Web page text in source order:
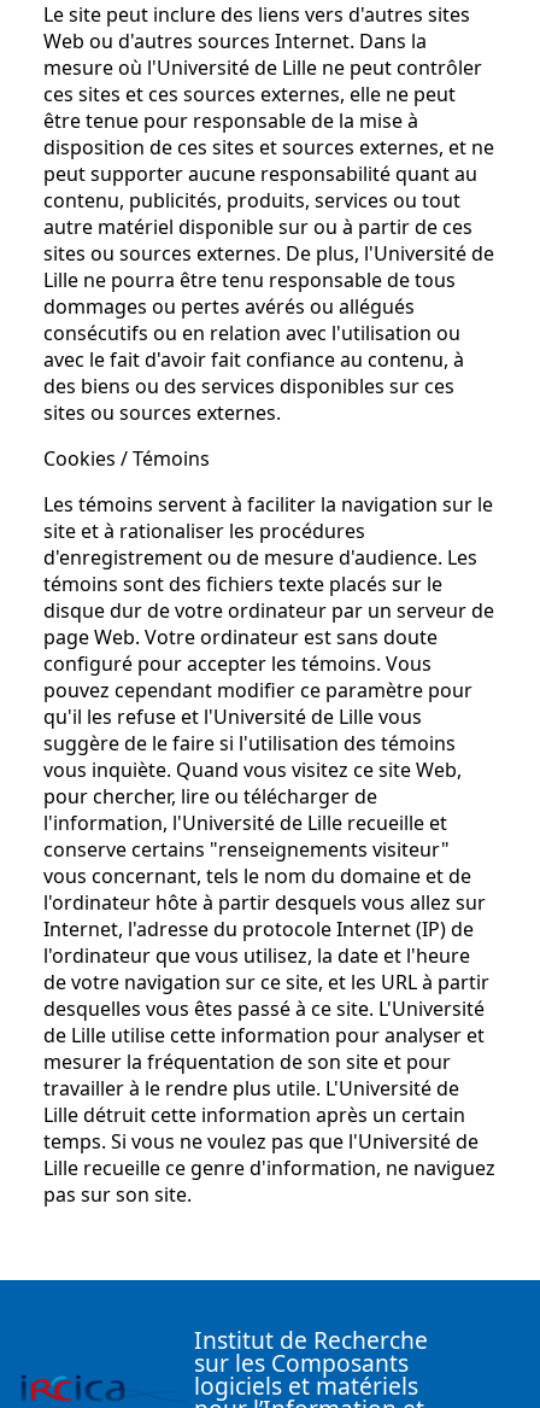
Le site peut inclure des liens vers d'autres sites
Web ou d'autres sources Internet. Dans la
mesure où l'Université de Lille ne peut contrôler
ces sites et ces sources externes, elle ne peut
être tenue pour responsable de la mise à
disposition de ces sites et sources externes, et ne
peut supporter aucune responsabilité quant au
contenu, publicités, produits, services ou tout
autre matériel disponible sur ou à partir de ces
sites ou sources externes. De plus, l'Université de
Lille ne pourra être tenu responsable de tous
dommages ou pertes avérés ou allégués
consécutifs ou en relation avec l'utilisation ou
avec le fait d'avoir fait confiance au contenu, à
des biens ou des services disponibles sur ces
sites ou sources externes.
Cookies / Témoins
Les témoins servent à faciliter la navigation sur le
site et à rationaliser les procédures
d'enregistrement ou de mesure d'audience. Les
témoins sont des fichiers texte placés sur le
disque dur de votre ordinateur par un serveur de
page Web. Votre ordinateur est sans doute
configuré pour accepter les témoins. Vous
pouvez cependant modifier ce paramètre pour
qu'il les refuse et l'Université de Lille vous
suggère de le faire si l'utilisation des témoins
vous inquiète. Quand vous visitez ce site Web,
pour chercher, lire ou télécharger de
l'information, l'Université de Lille recueille et
conserve certains "renseignements visiteur"
vous concernant, tels le nom du domaine et de
l'ordinateur hôte à partir desquels vous allez sur
Internet, l'adresse du protocole Internet (IP) de
l'ordinateur que vous utilisez, la date et l'heure
de votre navigation sur ce site, et les URL à partir
desquelles vous êtes passé à ce site. L'Université
de Lille utilise cette information pour analyser et
mesurer la fréquentation de son site et pour
travailler à le rendre plus utile. L'Université de
Lille détruit cette information après un certain
temps. Si vous ne voulez pas que l'Université de
Lille recueille ce genre d'information, ne naviguez
pas sur son site.
Institut de Recherche
sur les Composants
logiciels et matériels